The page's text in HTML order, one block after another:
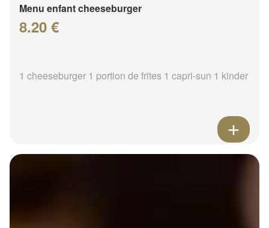
Menu enfant cheeseburger
8.20 €
1 cheeseburger 1 portion de frites 1 capri-sun 1 kinder